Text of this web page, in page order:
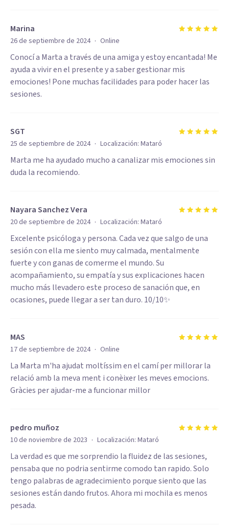
Marina
26 de septiembre de 2024 · Online
Conocí a Marta a través de una amiga y estoy encantada! Me
ayuda a vivir en el presente y a saber gestionar mis
emociones! Pone muchas facilidades para poder hacer las
sesiones.
SGT
25 de septiembre de 2024 · Localización: Mataró
Marta me ha ayudado mucho a canalizar mis emociones sin
duda la recomiendo.
Nayara Sanchez Vera
20 de septiembre de 2024 · Localización: Mataró
Excelente psicóloga y persona. Cada vez que salgo de una
sesión con ella me siento muy calmada, mentalmente
fuerte y con ganas de comerme el mundo. Su
acompañamiento, su empatía y sus explicaciones hacen
mucho más llevadero este proceso de sanación que, en
ocasiones, puede llegar a ser tan duro. 10/10✨
MAS
17 de septiembre de 2024 · Online
La Marta m'ha ajudat moltíssim en el camí per millorar la
relació amb la meva ment i conèixer les meves emocions.
Gràcies per ajudar-me a funcionar millor
pedro muñoz
10 de noviembre de 2023 · Localización: Mataró
La verdad es que me sorprendio la fluidez de las sesiones,
pensaba que no podria sentirme comodo tan rapido. Solo
tengo palabras de agradecimiento porque siento que las
sesiones están dando frutos. Ahora mi mochila es menos
pesada.